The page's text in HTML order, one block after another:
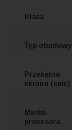
Klasa
Typ obudowy
Przekątna
ekranu (cale)
Marka
procesora